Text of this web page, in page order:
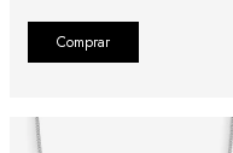
Comprar